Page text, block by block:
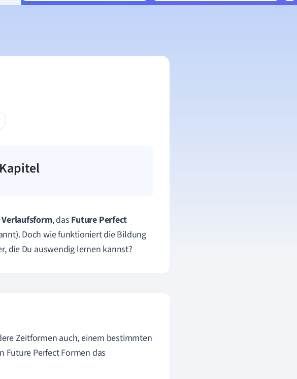
Verlaufsform, das Future Perfect
Doch wie funktioniert die Bildung
die Du auswendig lernen kannst?
Zeitformen auch, einem bestimmten
Future Perfect Formen das